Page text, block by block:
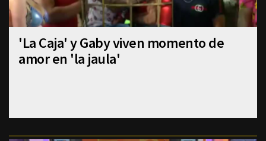
'La Caja' y Gaby viven momento de
amor en 'la jaula'